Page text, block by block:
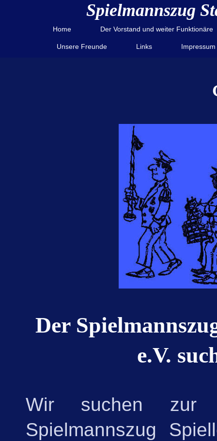
Spielmannszug
Home Der Vorstand und weiter Funktionäre
Unsere Freunde Links Impressum
Der
e.V.
Wir suchen zur
Spielmannszug